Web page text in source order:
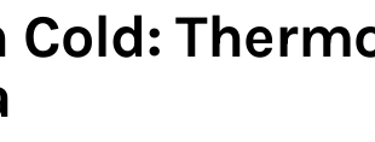
Cold: